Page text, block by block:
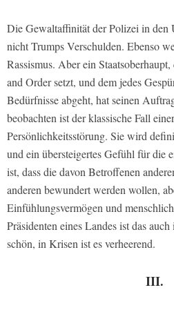
Die Gewaltaffinität der Polizei in den
nicht Trumps Verschulden. Ebenso
Rassismus. Aber ein
and Order setzt, und dem jedes
Bedürfnisse abgeht, hat seinen
beobachten ist der klassische Fall
Persönlichkeitsstörung. Sie wird
und ein übersteigertes Gefühl für die
ist, dass die davon Betroffenen
anderen bewundert werden wollen,
Einfühlungsvermögen und
Präsidenten eines Landes ist das
schön, in Krisen ist es verheerend.
III.